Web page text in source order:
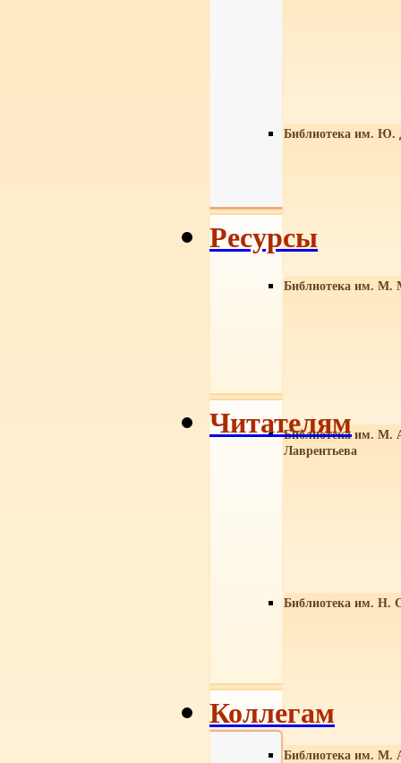
Библиотека им. Ю.
Библиотека им. М.
Библиотека им. М.
Лаврентьева
Библиотека им. Н.
Библиотека им. М.
Ресурсы
Читателям
Коллегам